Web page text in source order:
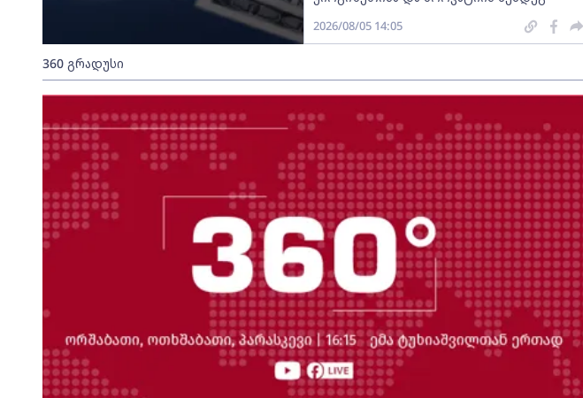
360 გრადუსი
2026/08/05 14:05